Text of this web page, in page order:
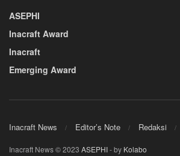
ASEPHI
Inacraft Award
Inacraft
Emerging Award
Inacraft News Editor’s Note Redaksi
Inacraft News © 2023 ASEPHI- by Kolabo